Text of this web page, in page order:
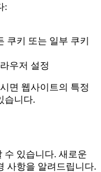
:
쿠키 또는 일부 쿠키
우저 설정
면 웹사이트의 특정
습니다.
수 있습니다. 새로운
사항을 알려드립니다.